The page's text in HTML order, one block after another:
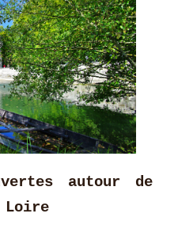
autour de
Loire